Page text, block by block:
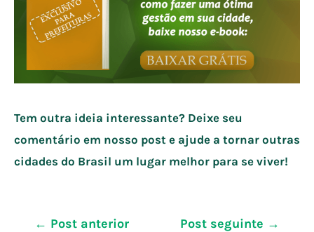
Tem outra ideia interessante? Deixe seu
comentário em nosso post e ajude a tornar outras
cidades do Brasil um lugar melhor para se viver!
Navegação
← Post anterior Post seguinte →